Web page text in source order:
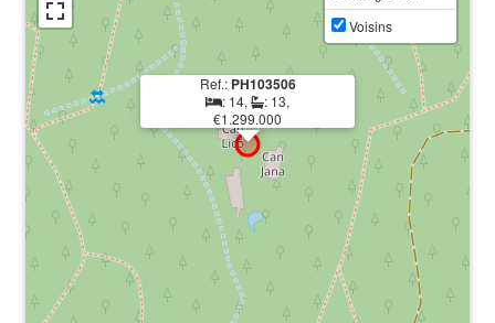
Ref.: PH103506
: 14,
: 13,
€1.299.000
Voisins